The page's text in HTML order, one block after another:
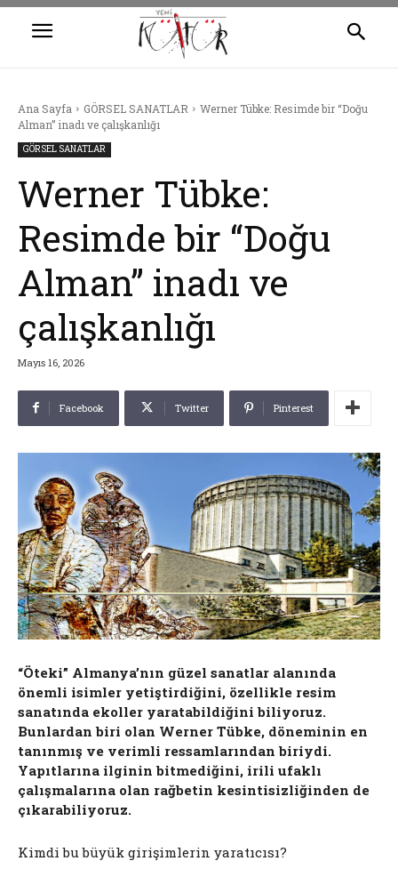
Ana Sayfa GÖRSEL SANATLAR
Werner Tübke: Resimde bir “Doğu
Alman” inadı ve çalışkanlığı
GÖRSEL SANATLAR
Werner Tübke:
Resimde bir “Doğu
Alman” inadı ve
çalışkanlığı
Mayıs 16, 2026
Facebook Twitter Pinterest
“Öteki” Almanya’nın güzel sanatlar alanında
önemli isimler yetiştirdiğini, özellikle resim
sanatında ekoller yaratabildiğini biliyoruz.
Bunlardan biri olan Werner Tübke, döneminin en
tanınmış ve verimli ressamlarından biriydi.
Yapıtlarına ilginin bitmediğini, irili ufaklı
çalışmalarına olan rağbetin kesintisizliğinden de
çıkarabiliyoruz.
Kimdi bu büyük girişimlerin yaratıcısı?